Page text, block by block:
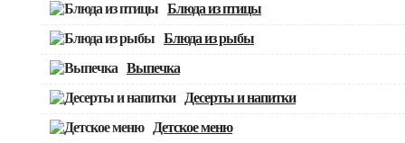
Блюда из птицы
Блюда из рыбы
Выпечка
Десерты и напитки
Детское меню